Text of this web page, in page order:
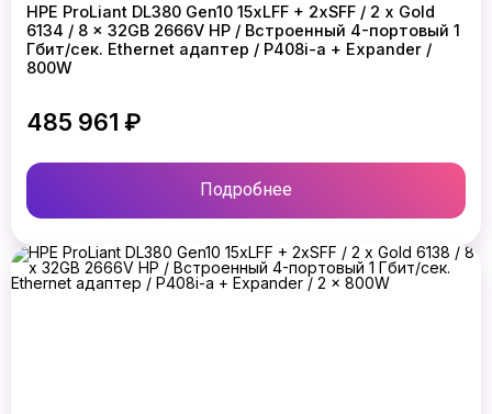
HPE ProLiant DL380 Gen10 15xLFF + 2xSFF / 2 x Gold
6134 / 8 x 32GB 2666V HP / Встроенный 4-портовый 1
Гбит/сек. Ethernet адаптер / P408i-a + Expander /
800W
485 961 ₽
Подробнее